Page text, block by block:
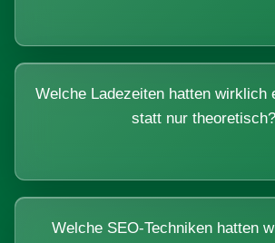
Welche Ladezeiten hatten wirklich
statt nur theoretisch?
Welche SEO-Techniken hatten